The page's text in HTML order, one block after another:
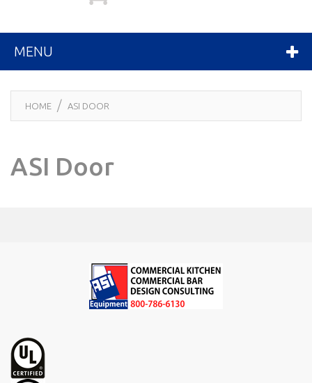
MENU
HOME ASI DOOR
ASI Door